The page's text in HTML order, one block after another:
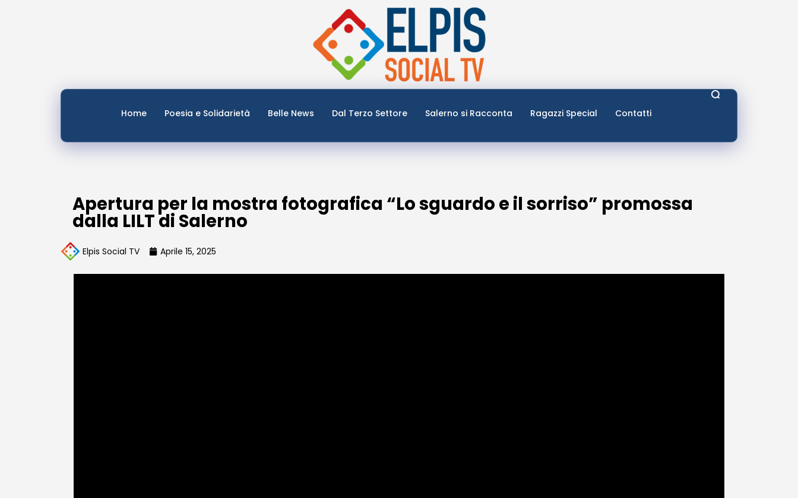
Home Poesia e Solidarietà Belle News Dal Terzo Settore Salerno si Racconta Ragazzi Special Contatti
Apertura per la mostra fotografica “Lo sguardo e il sorriso” promossa
dalla LILT di Salerno
Elpis Social TV Aprile 15, 2025